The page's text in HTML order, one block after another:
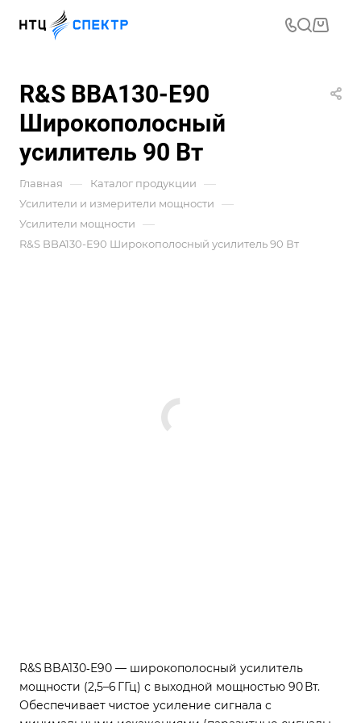
R&S BBA130-E90
Широкополосный
усилитель 90 Вт
Главная — Каталог продукции —
Усилители и измерители мощности —
Усилители мощности —
R&S BBA130-E90 Широкополосный усилитель 90 Вт
R&S BBA130‑E90 — широкополосный усилитель
мощности (2,5–6 ГГц) с выходной мощностью 90 Вт.
Обеспечивает чистое усиление сигнала с